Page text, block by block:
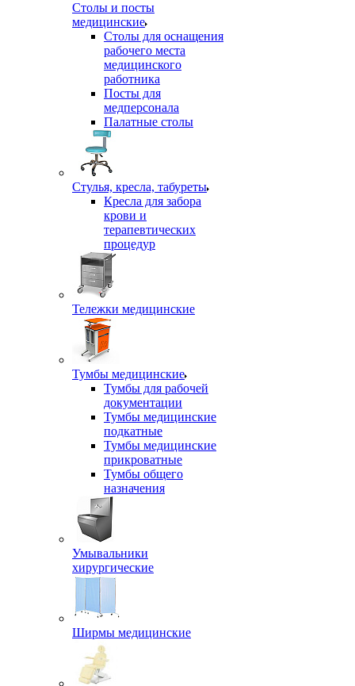
Столы и посты
медицинские
Столы для оснащения
рабочего места
медицинского
работника
Посты для
медперсонала
Палатные столы
Стулья, кресла, табуреты
Кресла для забора
крови и
терапевтических
процедур
Тележки медицинские
Тумбы медицинские
Тумбы для рабочей
документации
Тумбы медицинские
подкатные
Тумбы медицинские
прикроватные
Тумбы общего
назначения
Умывальники
хирургические
Ширмы медицинские